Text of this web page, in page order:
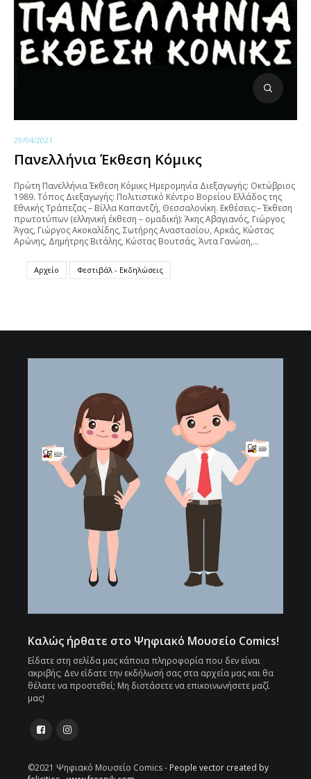
29/04/2021
Πανελλήνια Έκθεση Κόμικς
Πρώτη Πανελλήνια Έκθεση Κόμικς Ημερομηνία Διεξαγωγής: Οκτώβριος
1989. Τόπος Διεξαγωγής: Πολιτιστικό Κέντρο Βορείου Ελλάδος της
Εθνικής Τράπεζας – Βίλλα Καπαντζή, Θεσσαλονίκη. Εκθέσεις:– Έκθεση
πρωτοτύπων (ελληνική έκθεση – ομαδική): Άκης Αβαγιανός, Γιώργος
Άγας, Γιώργος Ακοκαλίδης, Σωτήρης Αναστασίου, Αρκάς, Κώστας
Αρώνης, Δημήτρης Βιτάλης, Κώστας Βουτσάς, Άντα Γανώση,…
Αρχείο Φεστιβάλ - Εκδηλώσεις
Καλώς ήρθατε στο Ψηφιακό Μουσείο Comics!
Είδατε στη σελίδα μας κάποια πληροφορία που δεν είναι
ακριβής; Δεν είδατε την εκδήλωσή σας στα αρχεία μας και θα
θέλατε να προστεθεί; Μη διστάσετε να επικοινωνήσετε μαζί
μας!
©2021 Ψηφιακό Μουσείο Comics - People vector created by